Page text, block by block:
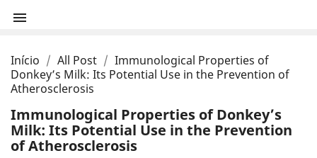

Início All Post
Immunological Properties of
Donkey’s Milk: Its Potential Use in the Prevention of
Atherosclerosis
Immunological Properties of Donkey’s
Milk: Its Potential Use in the Prevention
of Atherosclerosis